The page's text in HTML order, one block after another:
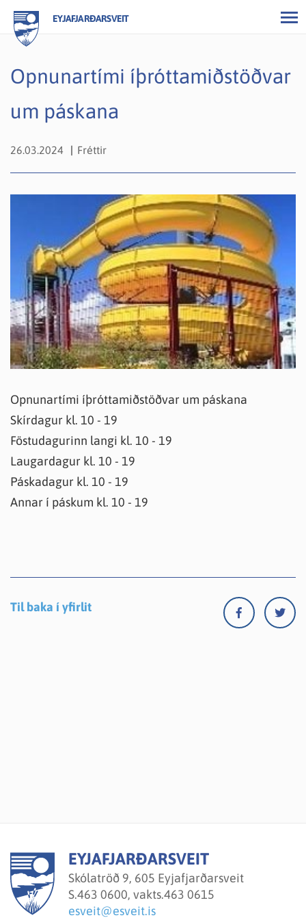
EYJAFJARÐARSVEIT
Opnunartími íþróttamiðstöðvar
um páskana
26.03.2024 Fréttir
Opnunartími íþróttamiðstöðvar um páskana
Skírdagur kl. 10 - 19
Föstudagurinn langi kl. 10 - 19
Laugardagur kl. 10 - 19
Páskadagur kl. 10 - 19
Annar í páskum kl. 10 - 19
Til baka í yfirlit
EYJAFJARÐARSVEIT
Skólatröð 9, 605 Eyjafjarðarsveit
S.463 0600, vakts.463 0615
esveit@esveit.is